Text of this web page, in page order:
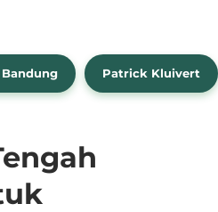
Patrick Kluivert